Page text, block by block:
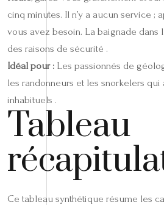
cinq minutes. Il n’y a aucun service ;
vous avez besoin. La baignade dans
des raisons de sécurité .
Idéal pour : Les passionnés de
les randonneurs et les snorkelers
inhabituels .
Tableau
Ce tableau synthétique résume les